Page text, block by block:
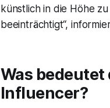
künstlich in die Höhe
beeinträchtigt“,
Was bedeutet
Influencer?